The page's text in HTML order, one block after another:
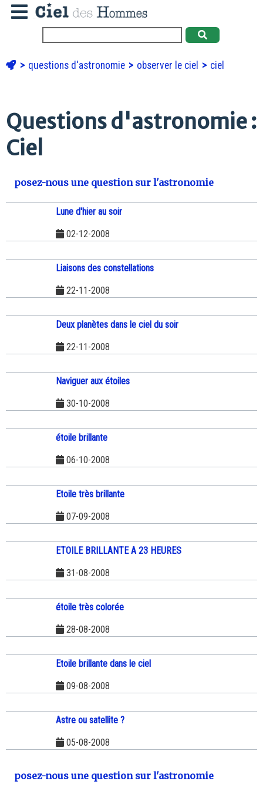
questions d'astronomie observer le ciel ciel
Questions d'astronomie :
Ciel
posez-nous une question sur l'astronomie
Lune d'hier au soir
02-12-2008
Liaisons des constellations
22-11-2008
Deux planètes dans le ciel du soir
22-11-2008
Naviguer aux étoiles
30-10-2008
étoile brillante
06-10-2008
Etoile très brillante
07-09-2008
ETOILE BRILLANTE A 23 HEURES
31-08-2008
étoile très colorée
28-08-2008
Etoile brillante dans le ciel
09-08-2008
Astre ou satellite ?
05-08-2008
posez-nous une question sur l'astronomie